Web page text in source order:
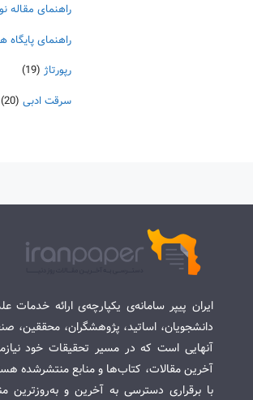
راهنمای مقاله
راهنمای پایگاه
رپورتاژ (19)
سرقت ادبی (20)
ایران پیپر سامانه‌ی یکپارچه‌ی ارائه خدمات
دانشجویان، اساتید، پژوهشگران، محققین،
آنهایی است که در مسیر تحقیقات خود
آخرین مقالات، کتاب‌ها و منابع منتشرشده
با برقراری دسترسی به آخرین و به‌روزترین